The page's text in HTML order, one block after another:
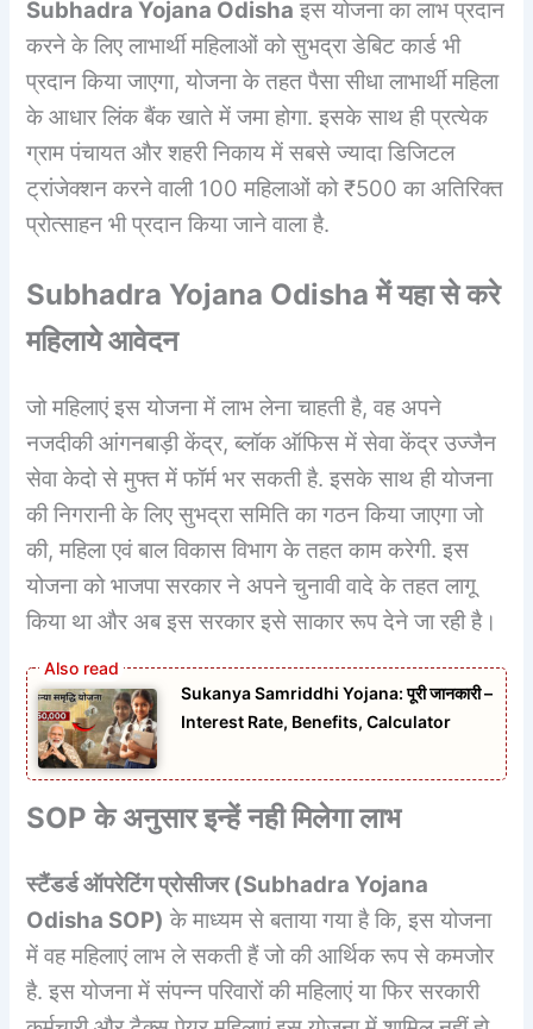
Subhadra Yojana Odisha इस योजना का लाभ प्रदान
करने के लिए लाभार्थी महिलाओं को सुभद्रा डेबिट कार्ड भी
प्रदान किया जाएगा, योजना के तहत पैसा सीधा लाभार्थी महिला
के आधार लिंक बैंक खाते में जमा होगा. इसके साथ ही प्रत्येक
ग्राम पंचायत और शहरी निकाय में सबसे ज्यादा डिजिटल
ट्रांजेक्शन करने वाली 100 महिलाओं को ₹500 का अतिरिक्त
प्रोत्साहन भी प्रदान किया जाने वाला है.
Subhadra Yojana Odisha में यहा से करे
महिलाये आवेदन
जो महिलाएं इस योजना में लाभ लेना चाहती है, वह अपने
नजदीकी आंगनबाड़ी केंद्र, ब्लॉक ऑफिस में सेवा केंद्र उज्जैन
सेवा केदो से मुफ्त में फॉर्म भर सकती है. इसके साथ ही योजना
की निगरानी के लिए सुभद्रा समिति का गठन किया जाएगा जो
की, महिला एवं बाल विकास विभाग के तहत काम करेगी. इस
योजना को भाजपा सरकार ने अपने चुनावी वादे के तहत लागू
किया था और अब इस सरकार इसे साकार रूप देने जा रही है।
Sukanya Samriddhi Yojana: पूरी जानकारी –
Interest Rate, Benefits, Calculator
SOP के अनुसार इन्हें नही मिलेगा लाभ
स्टैंडर्ड ऑपरेटिंग प्रोसीजर (Subhadra Yojana
Odisha SOP) के माध्यम से बताया गया है कि, इस योजना
में वह महिलाएं लाभ ले सकती हैं जो की आर्थिक रूप से कमजोर
है. इस योजना में संपन्न परिवारों की महिलाएं या फिर सरकारी